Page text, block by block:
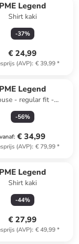
PME Legend
Shirt kaki
-37%
€ 24,99
(AVP): € 39,99*
PME Legend
- regular fit -
crème/groen
-56%
vanaf: € 34,99
(AVP): € 79,99*
PME Legend
Shirt kaki
-44%
€ 27,99
(AVP): € 49,99*